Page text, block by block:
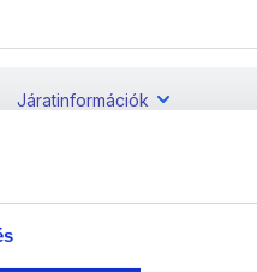
Járatinformációk